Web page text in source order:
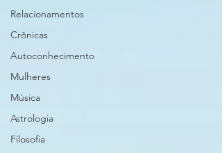
Relacionamentos
Crônicas
Autoconhecimento
Mulheres
Música
Astrologia
Filosofia